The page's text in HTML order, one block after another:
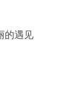
的遇见